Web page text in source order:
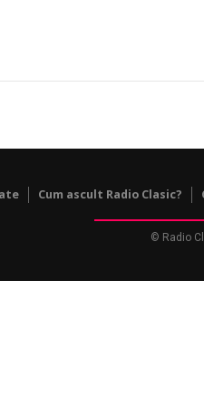
Cum ascult Radio Clasic?
© Radio